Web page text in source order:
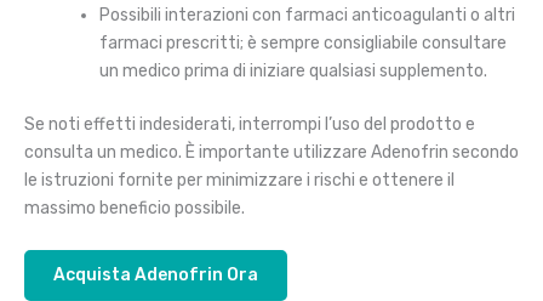
Possibili interazioni con farmaci anticoagulanti o altri
farmaci prescritti; è sempre consigliabile consultare
un medico prima di iniziare qualsiasi supplemento.
Se noti effetti indesiderati, interrompi l’uso del prodotto e
consulta un medico. È importante utilizzare Adenofrin secondo
le istruzioni fornite per minimizzare i rischi e ottenere il
massimo beneficio possibile.
Acquista Adenofrin Ora